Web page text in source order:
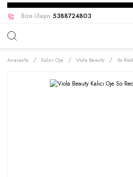
Bize Ulaşın 5388724803
Anasayfa Kalıcı Oje Viola Beauty So Red